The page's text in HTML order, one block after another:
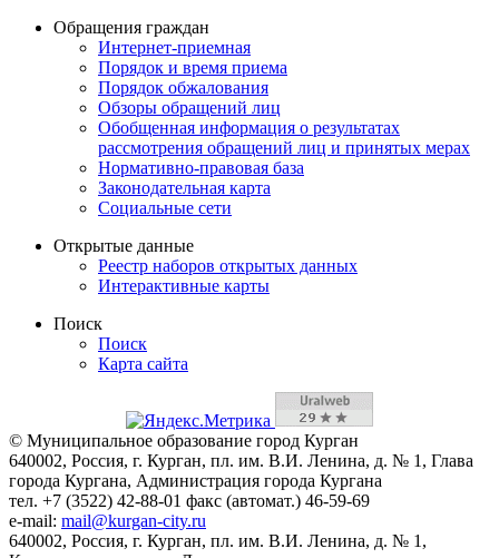
Обращения граждан
Интернет-приемная
Порядок и время приема
Порядок обжалования
Обзоры обращений лиц
Обобщенная информация о результатах
рассмотрения обращений лиц и принятых мерах
Нормативно-правовая база
Законодательная карта
Социальные сети
Открытые данные
Реестр наборов открытых данных
Интерактивные карты
Поиск
Поиск
Карта сайта
© Муниципальное образование город Курган
640002, Россия, г. Курган, пл. им. В.И. Ленина, д. № 1, Глава
города Кургана, Администрация города Кургана
тел. +7 (3522) 42-88-01 факс (автомат.) 46-59-69
e-mail: mail@kurgan-city.ru
640002, Россия, г. Курган, пл. им. В.И. Ленина, д. № 1,